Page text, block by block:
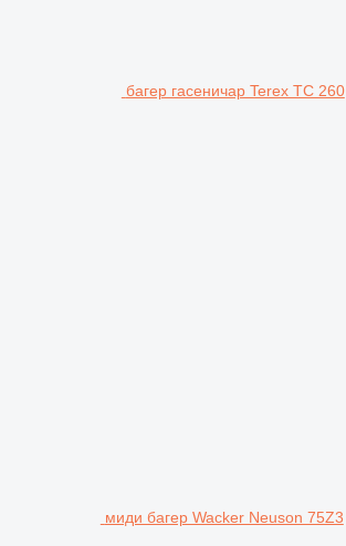
багер гасеничар Terex TC 260
миди багер Wacker Neuson 75Z3